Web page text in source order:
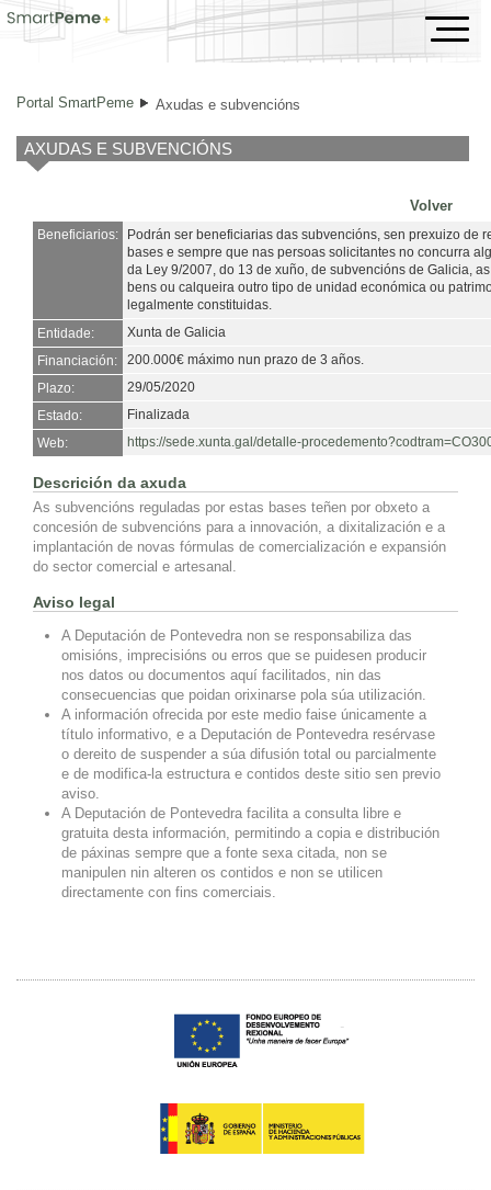
Axudas e subvencións
Portal SmartPeme Axudas e subvencións
AXUDAS E SUBVENCIÓNS
Volver
Beneficiarios:
Podrán ser beneficiarias das subvencións, sen prexuizo de
bases e sempre que nas persoas solicitantes no concurra
da Ley 9/2007, do 13 de xuño, de subvencións de Galicia,
bens ou calqueira outro tipo de unidad económica ou
legalmente constituidas.
Entidade:
Xunta de Galicia
Financiación:
200.000€ máximo nun prazo de 3 años.
Plazo:
29/05/2020
Estado:
Finalizada
Web:
https://sede.xunta.gal/detalle-
Descrición da axuda
As subvencións reguladas por estas bases teñen por obxeto a
concesión de subvencións para a innovación, a dixitalización e a
implantación de novas fórmulas de comercialización e expansión
do sector comercial e artesanal.
Aviso legal
A Deputación de Pontevedra non se responsabiliza das
omisións, imprecisións ou erros que se puidesen producir
nos datos ou documentos aquí facilitados, nin das
consecuencias que poidan orixinarse pola súa utilización.
A información ofrecida por este medio faise únicamente a
título informativo, e a Deputación de Pontevedra resérvase
o dereito de suspender a súa difusión total ou parcialmente
e de modifica-la estructura e contidos deste sitio sen previo
aviso.
A Deputación de Pontevedra facilita a consulta libre e
gratuita desta información, permitindo a copia e distribución
de páxinas sempre que a fonte sexa citada, non se
manipulen nin alteren os contidos e non se utilicen
directamente con fins comerciais.